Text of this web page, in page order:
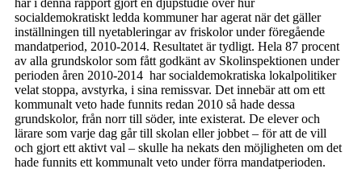
har i denna rapport gjort en djupstudie över hur
socialdemokratiskt ledda kommuner har agerat när det gäller
inställningen till nyetableringar av friskolor under föregående
mandatperiod, 2010-2014. Resultatet är tydligt. Hela 87 procent
av alla grundskolor som fått godkänt av Skolinspektionen under
perioden åren 2010-2014 har socialdemokratiska lokalpolitiker
velat stoppa, avstyrka, i sina remissvar. Det innebär att om ett
kommunalt veto hade funnits redan 2010 så hade dessa
grundskolor, från norr till söder, inte existerat. De elever och
lärare som varje dag går till skolan eller jobbet – för att de vill
och gjort ett aktivt val – skulle ha nekats den möjligheten om det
hade funnits ett kommunalt veto under förra mandatperioden.